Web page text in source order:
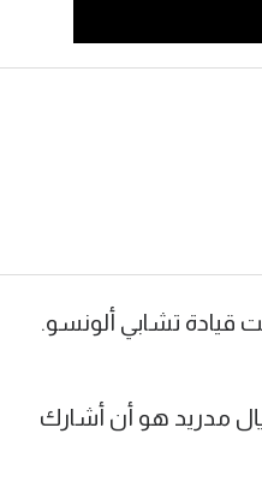
قيادة تشابي ألونسو.
مدريد هو أن أشارك